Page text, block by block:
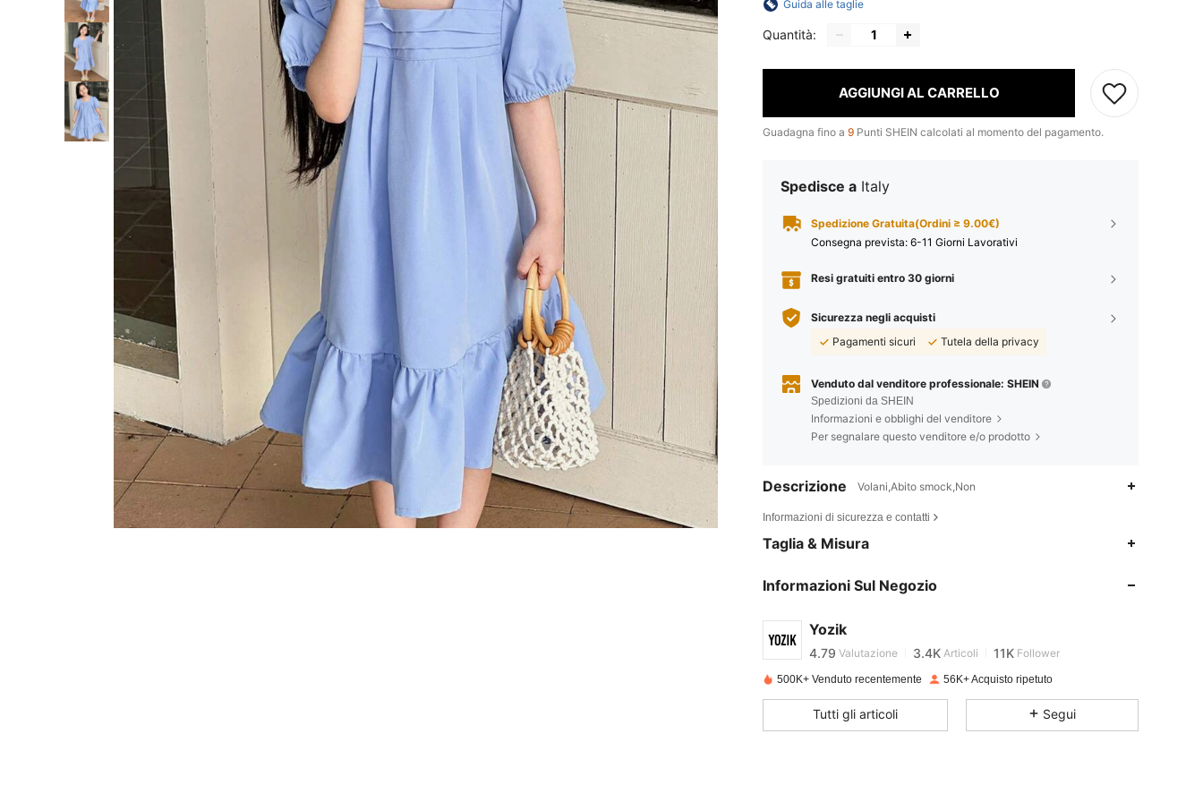
Guida alle taglie
Quantità:
AGGIUNGI AL CARRELLO
Guadagna fino a 9 Punti SHEIN calcolati al momento del pagamento.
Spedisce a Italy
Spedizione Gratuita(Ordini ≥ 9.00€)
Consegna prevista: 6-11 Giorni Lavorativi
Resi gratuiti entro 30 giorni
Sicurezza negli acquisti
Pagamenti sicuri
Tutela della privacy
Venduto dal venditore professionale: SHEIN
Spedizioni da SHEIN
Informazioni e obblighi del venditore
Per segnalare questo venditore e/o prodotto
Descrizione Volani,Abito smock,Non
Informazioni di sicurezza e contatti
Taglia & Misura
Informazioni Sul Negozio
Yozik
4.79
4.79 Valutazione 3.4K Articoli 11K Follower
4.79
500K+ Venduto recentemente 56K+ Acquisto ripetuto
Tutti gli articoli Segui